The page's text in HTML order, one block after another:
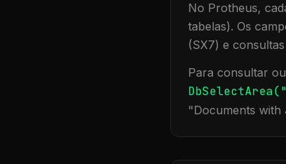
No Protheus,
tabelas). Os
(SX7) e
Para consultar
DbSelectArea("
"Documents with